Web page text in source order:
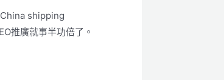
shipping
推廣就事半功倍了。